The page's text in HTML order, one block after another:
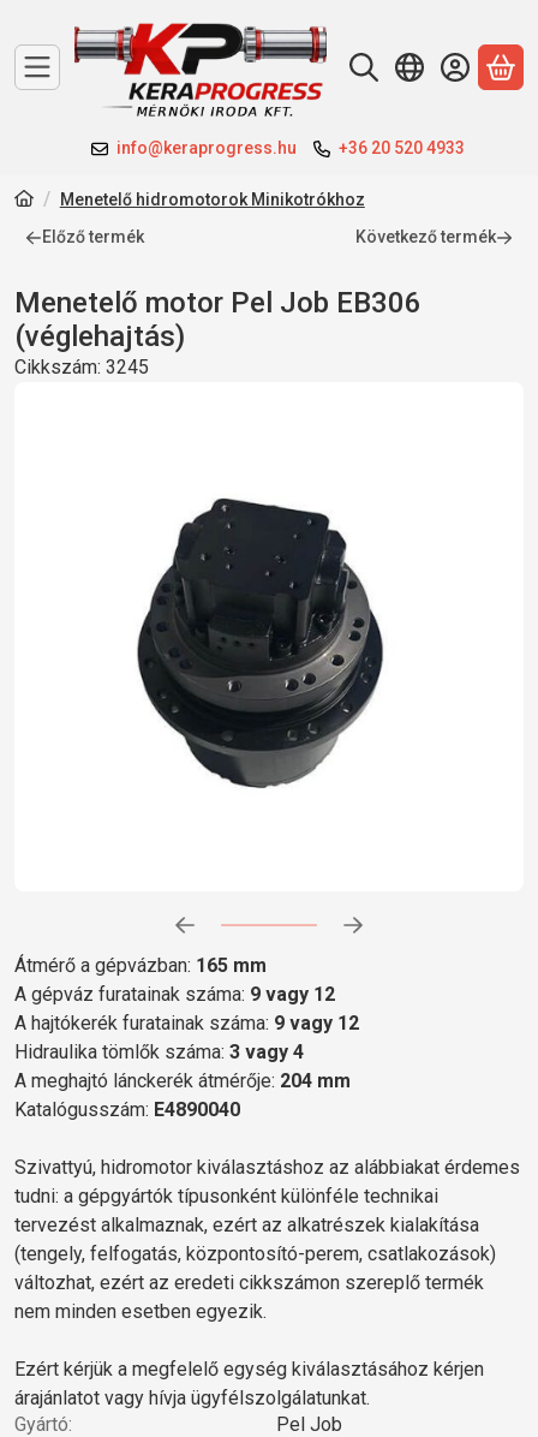
info@keraprogress.hu +36 20 520 4933
A
Menetelő hidromotorok Minikotrókhoz
Előző termék
Következő termék
Menetelő motor Pel Job EB306
(véglehajtás)
Cikkszám: 3245
Átmérő a gépvázban: 165 mm
A gépváz furatainak száma: 9 vagy 12
A hajtókerék furatainak száma: 9 vagy 12
Hidraulika tömlők száma: 3 vagy 4
A meghajtó lánckerék átmérője: 204 mm
Katalógusszám: E4890040
Szivattyú, hidromotor kiválasztáshoz az alábbiakat érdemes
tudni: a gépgyártók típusonként különféle technikai
tervezést alkalmaznak, ezért az alkatrészek kialakítása
(tengely, felfogatás, központosító-perem, csatlakozások)
változhat, ezért az eredeti cikkszámon szereplő termék
nem minden esetben egyezik.
Ezért kérjük a megfelelő egység kiválasztásához kérjen
árajánlatot vagy hívja ügyfélszolgálatunkat.
Gyártó:
Pel Job